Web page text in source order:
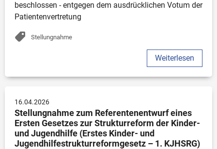
beschlossen - entgegen dem ausdrücklichen Votum der
Patientenvertretung
Stellungnahme
Weiterlesen
16.04.2026
Stellungnahme zum Referentenentwurf eines
Ersten Gesetzes zur Strukturreform der Kinder-
und Jugendhilfe (Erstes Kinder- und
Jugendhilfestrukturreformgesetz – 1. KJHSRG)